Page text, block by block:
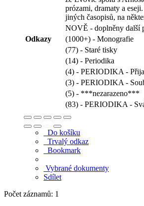
prózami, dramaty a
jiných časopisů, na
NOVĚ - doplněny další
Odkazy
(1000+) - Monografie
(77) - Staré tisky
(14) - Periodika
(4) - PERIODIKA -
(3) - PERIODIKA -
(5) - ***nezarazeno***
(83) - PERIODIKA -
Do košíku
Trvalý odkaz
Bookmark
Vybrané dokumenty
Sdílet
Počet záznamů: 1